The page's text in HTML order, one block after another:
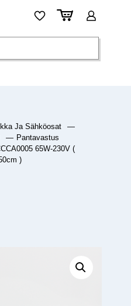
Ja Sähköosat
—
— Pantavastus
65W-230V (
)